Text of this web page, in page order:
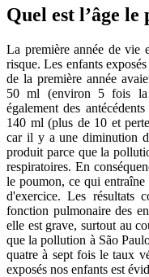
Quel est l’âge le
La première année de vie
risque. Les enfants
de la première année
50 ml (environ 5 fois la
également des
140 ml (plus de 10 et
car il y a une diminution
produit parce que la
respiratoires. En
le poumon, ce qui
d'exercice. Les résultats
fonction pulmonaire des
elle est grave, surtout au
que la pollution à São
quatre à sept fois le taux
exposés nos enfants est